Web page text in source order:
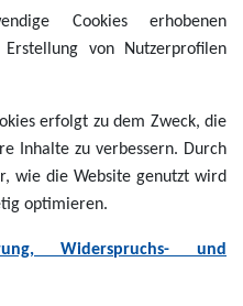
Cookies erhobenen
von Nutzerprofilen
erfolgt zu dem Zweck, die
Inhalte zu verbessern. Durch
wie die Website genutzt wird
optimieren.
Widerspruchs- und